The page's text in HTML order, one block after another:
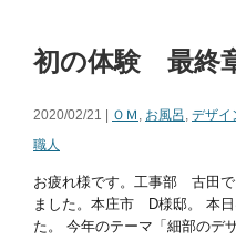
初の体験 最終
2020/02/21 | ＯＭ , お風呂, デザイ
職人
お疲れ様です。工事部 古田
ました。本庄市 D様邸。 本
た。 今年のテーマ「細部のデ